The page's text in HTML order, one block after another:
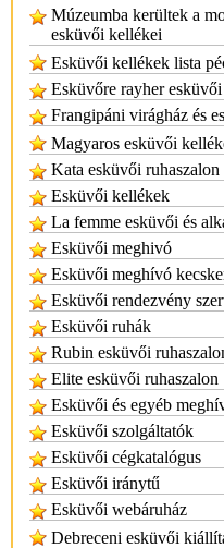
Múzeumba kerültek a
esküvői kellékei
Esküvői kellékek lista
Esküvőre rayher
Frangipáni virágház és
Magyaros esküvői
Kata esküvői ruhaszalon
Esküvői kellékek
La femme esküvői és
Esküvői meghivó
Esküvői meghívó
Esküvői rendezvény
Esküvői ruhák
Rubin esküvői
Elite esküvői ruhaszalon
Esküvői és egyéb
Esküvői szolgáltatók
Esküvői cégkatalógus
Esküvői iránytű
Esküvői webáruház
Debreceni esküvői